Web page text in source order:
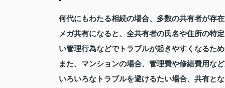
何代にもわたる相続の場合、多数の共有者が存
メガ共有になると、全共有者の氏名や住所の特
い管理行為などでトラブルが起きやすくなるた
また、マンションの場合、管理費や修繕費用な
いろいろなトラブルを避けるたい場合、共有と